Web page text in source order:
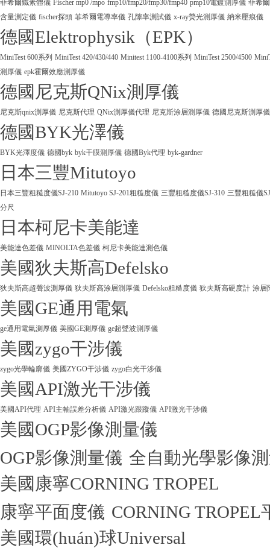
菲希爾鐵素體儀 Fischer mp0 /mpo fmp10/fmp20/fmp30/fmp40 pmp10電鍍測厚儀 菲希
含量測定儀 fischer探頭 菲希爾電導率儀 孔隙率測試儀 x-ray熒光測厚儀 納米壓痕儀
德國Elektrophysik（EPK）
MiniTest 600系列 MiniTest 420/430/440 Minitest 1100-4100系列 MiniTest 2500/4500
測厚儀 epk霍爾效應測厚儀
德國尼克斯QNix測厚儀
尼克斯qnix測厚儀 尼克斯代理 QNix測厚儀代理 尼克斯涂層測厚儀 德國尼克斯測厚儀
德國BYK光澤儀
BYK光澤度儀 德國byk byk干膜測厚儀 德國Byk代理 byk-gardner
日本三豐Mitutoyo
日本三豐粗糙度儀SJ-210 Mitutoyo SJ-201粗糙度儀 三豐粗糙度儀SJ-310 三豐粗糙儀
分尺
日本柯尼卡美能達
美能達色差儀 MINOLTA色差儀 柯尼卡美能達測色儀
美國狄夫斯高Defelsko
狄夫斯高超聲波測厚儀 狄夫斯高涂層測厚儀 Defelsko粗糙度儀 狄夫斯高硬度計 涂層
美國GE通用電氣
ge通用電氣測厚儀 美國GE測厚儀 ge超聲波測厚儀
美國zygo干涉儀
zygo光學輪廓儀 美國ZYGO干涉儀 zygo白光干涉儀
美國API激光干涉儀
美國API代理 API主軸誤差分析儀 API激光跟蹤儀 API激光干涉儀
美國OGP影像測量儀
OGP影像測量儀 全自動光學影像
美國康寧CORNING TROPEL
康寧平面度儀 CORNING TROPEL
美國環(huán)球Universal